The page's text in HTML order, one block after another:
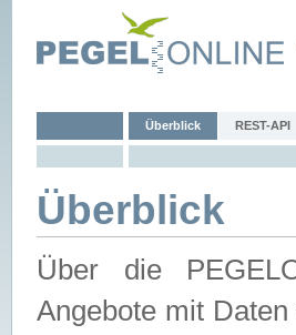
Überblick REST-API
Überblick
Über die
Angebote mit